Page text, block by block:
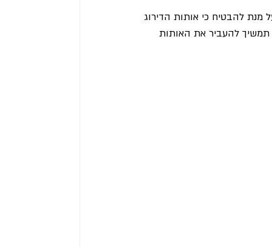
מנת להבטיח כי אותות הדירוג
תמשיך להעביר את האותות